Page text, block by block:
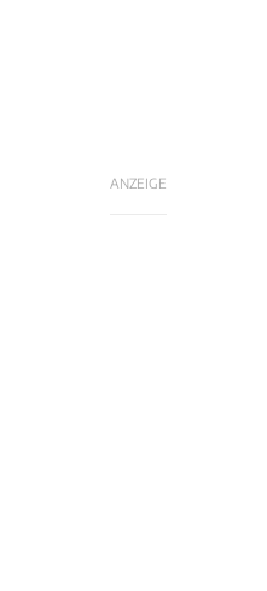
ANZEIGE